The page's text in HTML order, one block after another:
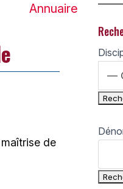
Annuaire
de
—